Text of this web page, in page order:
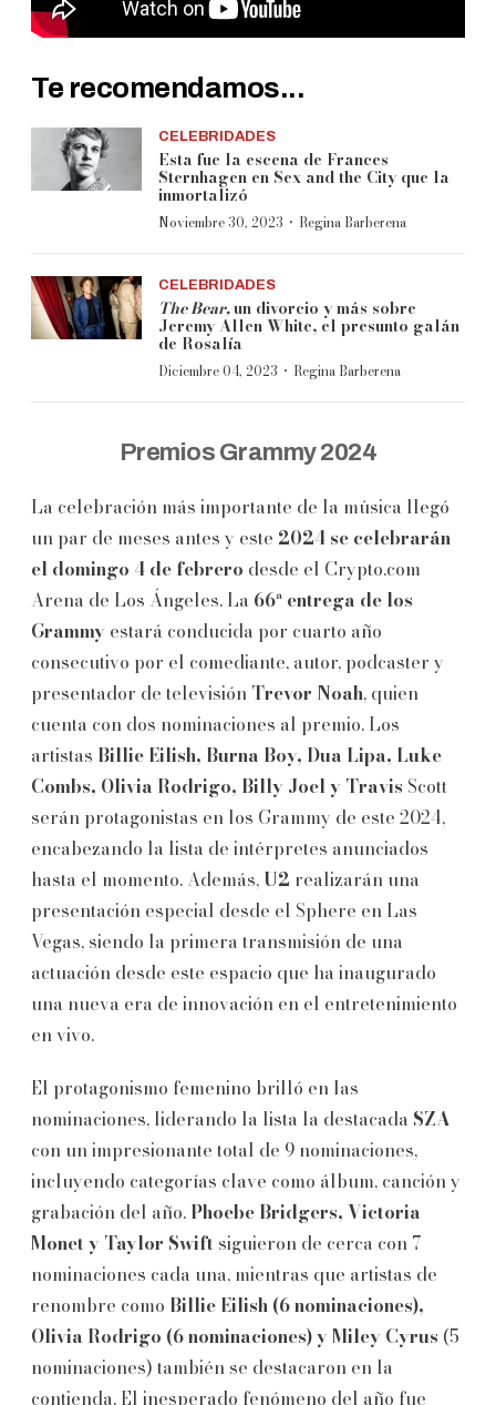
Te recomendamos...
CELEBRIDADES
Esta fue la escena de Frances
Sternhagen en Sex and the City que la
inmortalizó
Noviembre 30, 2023 · Regina Barberena
CELEBRIDADES
The Bear,un divorcio y más sobre
Jeremy Allen White, el presunto galán
de Rosalía
Diciembre 04, 2023 · Regina Barberena
Premios Grammy 2024
La celebración más importante de la música llegó
un par de meses antes y este 2024 se celebrarán
el domingo 4 de febrero desde el Crypto.com
Arena de Los Ángeles. La 66ª entrega de los
Grammy estará conducida por cuarto año
consecutivo por el comediante, autor, podcaster y
presentador de televisión Trevor Noah, quien
cuenta con dos nominaciones al premio. Los
artistas Billie Eilish, Burna Boy, Dua Lipa, Luke
Combs, Olivia Rodrigo, Billy Joel y Travis Scott
serán protagonistas en los Grammy de este 2024,
encabezando la lista de intérpretes anunciados
hasta el momento. Además, U2 realizarán una
presentación especial desde el Sphere en Las
Vegas, siendo la primera transmisión de una
actuación desde este espacio que ha inaugurado
una nueva era de innovación en el entretenimiento
en vivo.
El protagonismo femenino brilló en las
nominaciones, liderando la lista la destacada SZA
con un impresionante total de 9 nominaciones,
incluyendo categorías clave como álbum, canción y
grabación del año. Phoebe Bridgers, Victoria
Monet y Taylor Swift siguieron de cerca con 7
nominaciones cada una, mientras que artistas de
renombre como Billie Eilish (6 nominaciones),
Olivia Rodrigo (6 nominaciones) y Miley Cyrus (5
nominaciones) también se destacaron en la
contienda. El inesperado fenómeno del año fue